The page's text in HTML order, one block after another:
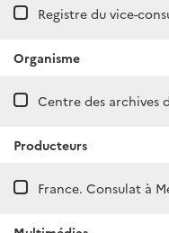
Registre du vice-consulat de France à Messine : correspondance départ avec le Département et les autorités françaises, touchant notamment à l’expédition de
Organisme
Centre des archives diplomatiques
Producteurs
France. Consulat à